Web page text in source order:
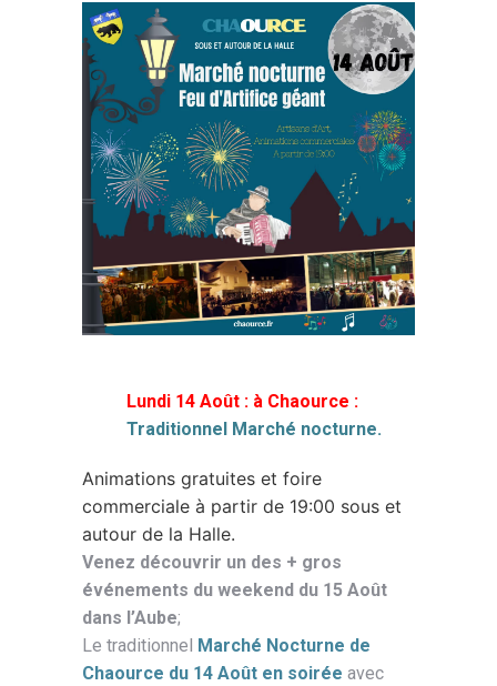
Lundi 14 Août : à Chaource :
Traditionnel Marché nocturne.
Animations gratuites et foire
commerciale à partir de 19:00 sous et
autour de la Halle.
Venez découvrir un des + gros
événements du weekend du 15 Août
dans l’Aube;
Le traditionnel Marché Nocturne de
Chaource du 14 Août en soirée avec